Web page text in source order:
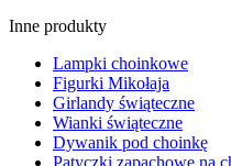
Inne produkty
Lampki choinkowe
Figurki Mikołaja
Girlandy świąteczne
Wianki świąteczne
Dywanik pod choinkę
Patyczki zapachowe na